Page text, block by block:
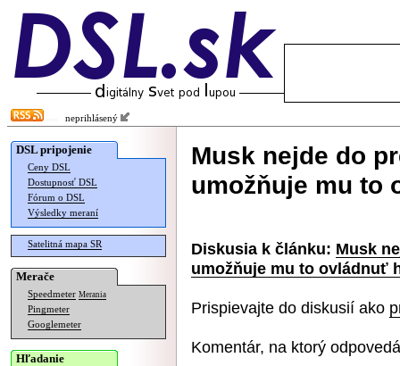
neprihlásený
DSL pripojenie
Ceny DSL
Dostupnosť DSL
Fórum o DSL
Výsledky meraní
Satelitná mapa SR
Merače
Speedmeter Merania
Pingmeter
Googlemeter
Hľadanie
Musk nejde do
umožňuje mu to
Diskusia k článku: Musk
umožňuje mu to ovládnuť
Prispievajte do diskusií ako
Komentár, na ktorý